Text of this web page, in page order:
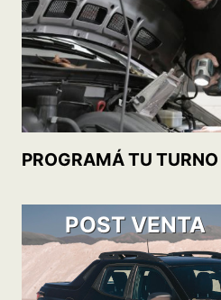
OFERTAS DE
POST VENTA
FIAT PLAN